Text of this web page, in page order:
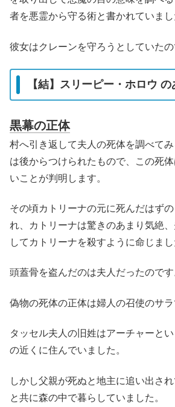
者を悪霊から守る術と書かれていまし
彼女はクレーンを守ろうとしていたの
【結】スリーピー・ホロウ
黒幕の正体
村へ引き返して夫人の死体を調べて
は後からつけられたもので、この死
いことが判明します。
その頃カトリーナの元に死んだはず
れ、カトリーナは驚きのあまり気絶
してカトリーナを殺すように命じまし
頭蓋骨を盗んだのは夫人だったのです
偽物の死体の正体は婦人の召使のサラ
タッセル夫人の旧姓はアーチャーと
の近くに住んでいました。
しかし父親が死ぬと地主に追い出さ
と共に森の中で暮らしていました。